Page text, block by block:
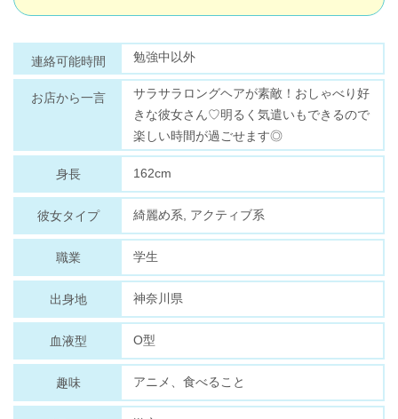
連絡可能時間 勉強中以外
お店から一言
サラサラロングヘアが素敵！おしゃべり好
きな彼女さん♡明るく気遣いもできるので
楽しい時間が過ごせます◎
身長 162cm
彼女タイプ 綺麗め系, アクティブ系
職業 学生
出身地 神奈川県
血液型 O型
趣味 アニメ、食べること